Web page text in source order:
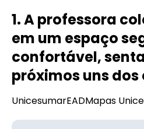
1. A professora
em um espaço
confortável,
próximos uns dos
UnicesumarEADMapas